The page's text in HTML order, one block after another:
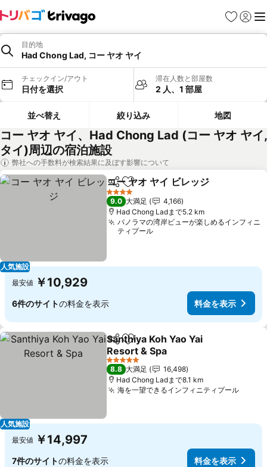
お気に入り
ログイ
メ
目的地
Had Chong Lad, コー ヤオ ヤイ
チェックイン/アウト
日付を選択
滞在人数と部屋数
2 人、1 部屋
並べ替え 絞り込み 地図
コー ヤオ ヤイ、Had Chong Lad (コー ヤオ ヤイ,
タイ)周辺の宿泊施設
弊社への手数料が検索結果に及ぼす影響について
人気施設
シェアお気に入りに追加
コー ヤオ ヤイ ビレッジ
4 ホテルのランク
9.0 大満足
4,166
Had Chong Ladまで5.2 km
パノラマの湾岸ビューが楽しめるインフィニ
ティプール
最安値 ￥10,929
6件のサイトの料金を表示 料金を表示
人気施設
シェアお気に入りに追加
Santhiya Koh Yao Yai
Resort & Spa
料金を表示
5 ホテルのランク
8.8 大満足
16,498
Had Chong Ladまで8.1 km
海を一望できるインフィニティプール料金
最安値 ￥14,997
7件のサイトの料金を表示 料金を表示